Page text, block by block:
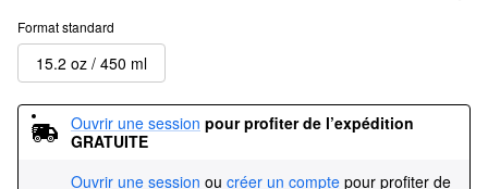
Format standard
15.2 oz / 450 ml
Ouvrir une session pour profiter de l’expédition
GRATUITE
Ouvrir une session ou créer un compte pour profiter de